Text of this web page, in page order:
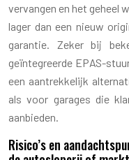
vervangen en het geheel
lager dan een nieuw
garantie. Zeker bij
geïntegreerde EPAS-
een aantrekkelijk
als voor garages die
aanbieden.
Risico’s en